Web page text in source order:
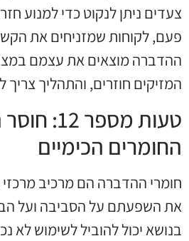
צעדים ניתן לנקוט כדי למנוע
פעם, לקוחות שמזניחים את
ההדברה מוצאים את עצמם
המזיקים חוזרים, והתהליך צריך
טעות מספר
החומרים הכימיים
חומרי ההדברה הם מרכיב מרכזי
את השפעתם על הסביבה ועל
בנושא יכול להוביל לשימוש לא